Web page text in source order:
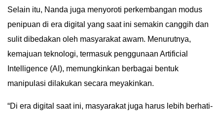
Selain itu, Nanda juga menyoroti perkembangan modus
penipuan di era digital yang saat ini semakin canggih dan
sulit dibedakan oleh masyarakat awam. Menurutnya,
kemajuan teknologi, termasuk penggunaan Artificial
Intelligence (AI), memungkinkan berbagai bentuk
manipulasi dilakukan secara meyakinkan.
“Di era digital saat ini, masyarakat juga harus lebih berhati-